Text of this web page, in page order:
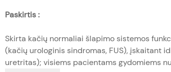
Paskirtis :
Skirta kačių normaliai šlapimo sistemos
(kačių urologinis sindromas, FUS), įskaitant
uretritas); visiems pacientams gydomiems